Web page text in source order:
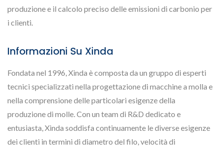
produzione e il calcolo preciso delle emissioni di carbonio per
i clienti.
Informazioni Su Xinda
Fondata nel 1996, Xinda è composta da un gruppo di esperti
tecnici specializzati nella progettazione di macchine a molla e
nella comprensione delle particolari esigenze della
produzione di molle. Con un team di R&D dedicato e
entusiasta, Xinda soddisfa continuamente le diverse esigenze
dei clienti in termini di diametro del filo, velocità di